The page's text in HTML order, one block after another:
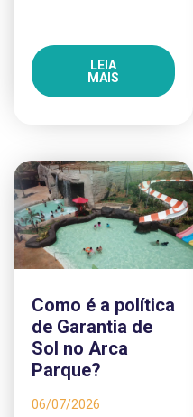
LEIA
MAIS
Como é a política
de Garantia de
Sol no Arca
Parque?
06/07/2026